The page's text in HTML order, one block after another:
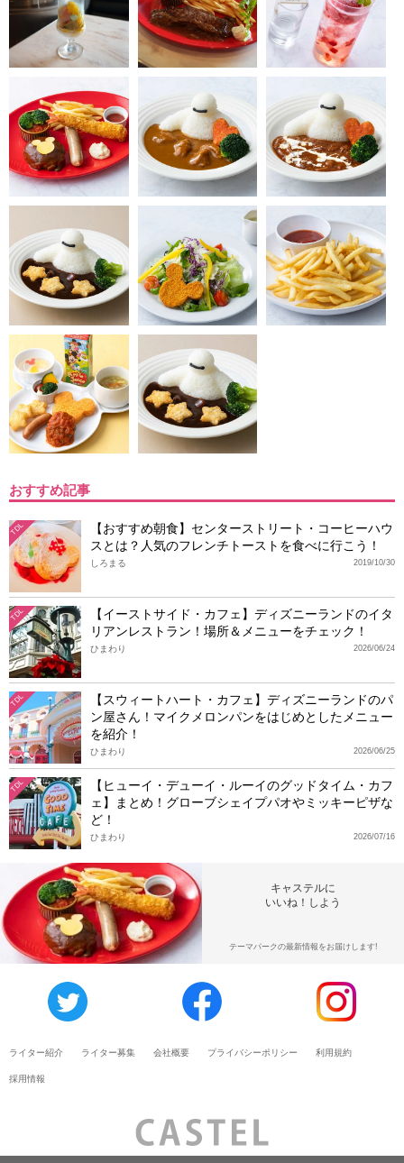
おすすめ記事
TDL
【おすすめ朝食】センターストリート・コーヒーハウ
スとは？人気のフレンチトーストを食べに行こう！
2019/10/30
しろまる
TDL
【イーストサイド・カフェ】ディズニーランドのイタ
リアンレストラン！場所＆メニューをチェック！
2026/06/24
ひまわり
TDL
【スウィートハート・カフェ】ディズニーランドのパ
ン屋さん！マイクメロンパンをはじめとしたメニュー
を紹介！
2026/06/25
ひまわり
TDL
【ヒューイ・デューイ・ルーイのグッドタイム・カフ
ェ】まとめ！グローブシェイプパオやミッキーピザな
ど！
2026/07/16
ひまわり
キャステルに
いいね！しよう
テーマパークの最新情報をお届けします!
ライター紹介 ライター募集 会社概要 プライバシーポリシー 利用規約
採用情報